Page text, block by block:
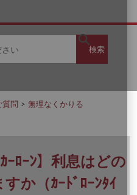
検索
検
質問
無理なくかりる
ｶｰﾛｰﾝ】利息はどの
か（ｶｰﾄﾞﾛｰﾝﾀｲ